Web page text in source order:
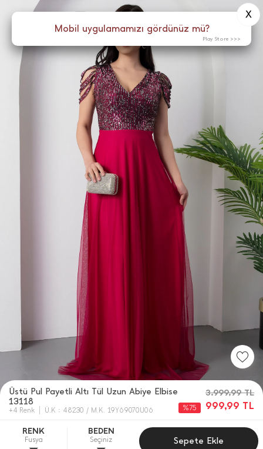
Menü
Üstü Pul Payetli Altı Tül Uzun Abiye Elbise
13118
+4 Renk Ü.K : 48230 / M.K. 19Y69070U06
3.999,99TL
999,99 TL
%75
RENK
Fusya
BEDEN
Seçiniz Sepete Ekle
Mobil uygulamamızı gördünüz mü?
X
Play Store >>>